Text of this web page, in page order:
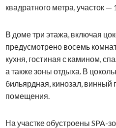
квадратного метра, участок —
В доме три этажа, включая
предусмотрено восемь
кухня, гостиная с камином,
а также зоны отдыха. В
бильярдная, кинозал, винный
помещения.
На участке обустроены SPA-